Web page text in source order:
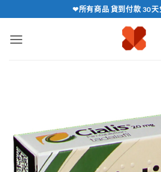
轉
❤所有商品 貨到付款 30